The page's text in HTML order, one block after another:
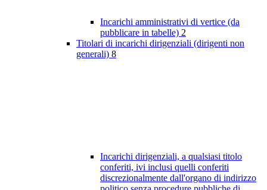
Incarichi amministrativi di vertice (da
pubblicare in tabelle) 2
Titolari di incarichi dirigenziali (dirigenti non
generali) 8
Incarichi dirigenziali, a qualsiasi titolo
conferiti, ivi inclusi quelli conferiti
discrezionalmente dall'organo di indirizzo